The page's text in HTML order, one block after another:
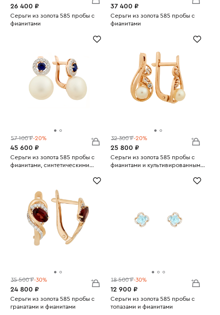
26 400 ₽
Серьги из золота 585 пробы с
фианитами
37 400 ₽
Серьги из золота 585 пробы с
фианитами
57 100 ₽-20%
45 600 ₽
Серьги из золота 585 пробы с
фианитами, синтетическими
32 300 ₽-20%
25 800 ₽
Серьги из золота 585 пробы с
фианитами и культивированным
35 500 ₽-30%
24 800 ₽
Серьги из золота 585 пробы с
гранатами и фианитами
18 500 ₽-30%
12 900 ₽
Серьги из золота 585 пробы с
топазами и фианитами